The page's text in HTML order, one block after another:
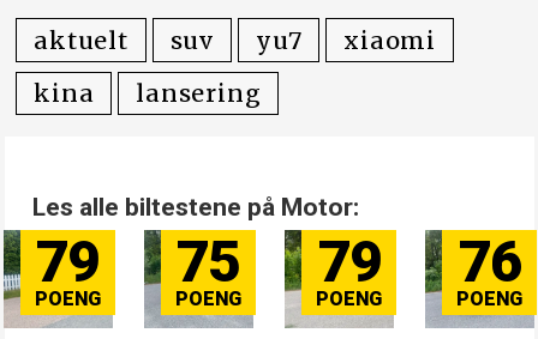
aktuelt suv yu7
xiaomi
kina
lansering
Les alle biltestene på Motor:
79 75 79 76